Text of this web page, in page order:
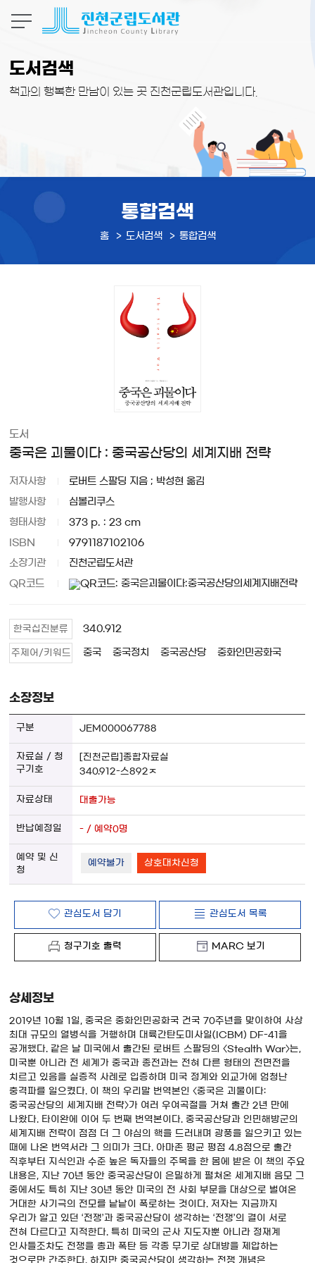
도서검색
책과의 행복한 만남이 있는 곳 진천군립도서관입니다.
통합검색
홈 도서검색 통합검색
도서
중국은 괴물이다 : 중국공산당의 세계지배 전략
저자사항 로버트 스팔딩 지음 ; 박성현 옮김
발행사항 심볼리쿠스
형태사항 373 p. : 23 cm
ISBN 9791187102106
소장기관 진천군립도서관
QR코드
한국십진분류 340.912
주제어/키워드 중국 중국정치 중국공산당 중화인민공화국
소장정보
JEM000067788
[진천군립]종합자료실
340.912-스892ㅈ
대출가능
- / 예약0명
예약불가 상호대차신청
관심도서 담기 관심도서 목록
청구기호 출력 MARC 보기
상세정보
2019년 10월 1일, 중국은 중화인민공화국 건국 70주년을 맞이하여 사상
최대 규모의 열병식을 거행하며 대륙간탄도미사일(ICBM) DF-41을
공개했다. 같은 날 미국에서 출간된 로버트 스팔딩의 〈Stealth War〉는,
미국뿐 아니라 전 세계가 중국과 종전과는 전혀 다른 형태의 전면전을
치르고 있음을 실증적 사례로 입증하며 미국 정계와 외교가에 엄청난
충격파를 일으켰다. 이 책의 우리말 번역본인 〈중국은 괴물이다:
중국공산당의 세계지배 전략〉가 여러 우여곡절을 거쳐 출간 2년 만에
나왔다. 타이완에 이어 두 번째 번역본이다. 중국공산당과 인민해방군의
세계지배 전략이 점점 더 그 야심의 핵을 드러내며 광풍을 일으키고 있는
때에 나온 번역서라 그 의미가 크다. 아마존 평균 평점 4.8점으로 출간
직후부터 지식인과 수준 높은 독자들의 주목을 한 몸에 받은 이 책의 주요
내용은, 지난 70년 동안 중국공산당이 은밀하게 펼쳐온 세계지배 음모 그
중에서도 특히 지난 30년 동안 미국의 전 사회 부문을 대상으로 벌여온
거대한 사기극의 전모를 낱낱이 폭로하는 것이다. 저자는 지금까지
우리가 알고 있던 ‘전쟁’과 중국공산당이 생각하는 ‘전쟁’의 결이 서로
전혀 다르다고 지적한다. 특히 미국의 군사 지도자뿐 아니라 정재계
인사들조차도 전쟁을 총과 폭탄 등 각종 무기로 상대방을 제압하는
것으로만 간주한다. 하지만 중국공산당이 생각하는 전쟁 개념은